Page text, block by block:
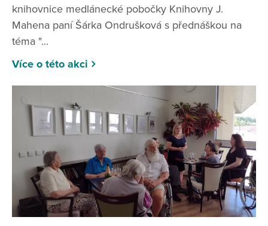
knihovnice medlánecké pobočky Knihovny J.
Mahena paní Šárka Ondrušková s přednáškou na
téma "...
Více o této akci